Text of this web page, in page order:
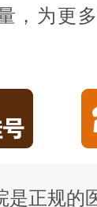
，为更
是正规的